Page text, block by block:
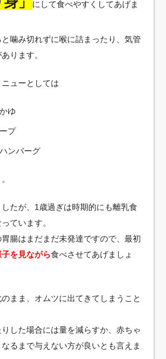
にして食べやすくしてあげま
噛み切れずに喉に詰まったり、気管
ります。
ューとしては
ゆ
プ
ンバーグ
したが、1歳過ぎは時期的にも離乳食
ています。
腸はまだまだ未発達ですので、最初
を見ながら食べさせてあげましょ
まま、オムツに出てきてしまうこと
した場合には量を減らすか、赤ちゃ
るまで与えない方が良いとも言えま